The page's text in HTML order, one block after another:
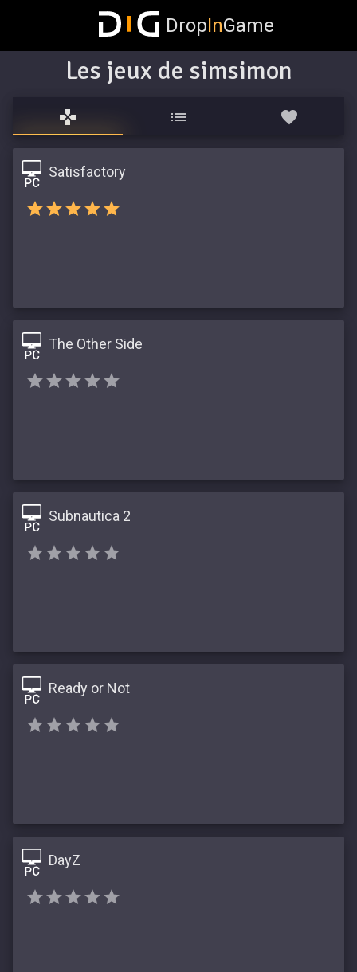
DropInGame
Les jeux de simsimon
Satisfactory
The Other Side
Subnautica 2
Ready or Not
DayZ